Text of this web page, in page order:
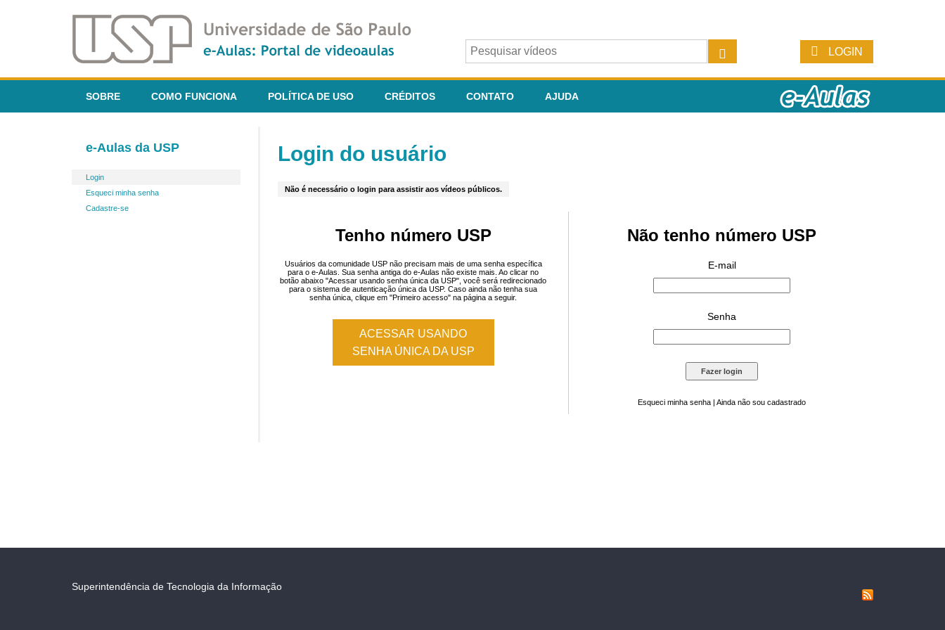
LOGIN
SOBRE COMO FUNCIONA POLÍTICA DE USO CRÉDITOS CONTATO AJUDA
e-Aulas da USP
Login
Esqueci minha senha
Cadastre-se
Login do usuário
Não é necessário o login para assistir aos vídeos públicos.
Tenho número USP
Usuários da comunidade USP não precisam mais de uma senha específica
para o e-Aulas. Sua senha antiga do e-Aulas não existe mais. Ao clicar no
botão abaixo "Acessar usando senha única da USP", você será redirecionado
para o sistema de autenticação única da USP. Caso ainda não tenha sua
senha única, clique em "Primeiro acesso" na página a seguir.
ACESSAR USANDO
SENHA ÚNICA DA USP
Não tenho número USP
E-mail
Senha
Esqueci minha senha | Ainda não sou cadastrado
Superintendência de Tecnologia da Informação